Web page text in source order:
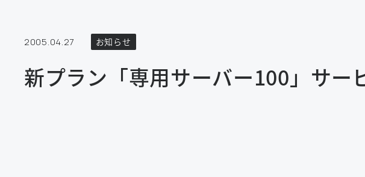
2005.04.27 お知らせ
新プラン「専用サーバー100」サー